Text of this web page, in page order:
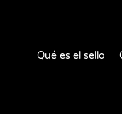
Qué es el sello